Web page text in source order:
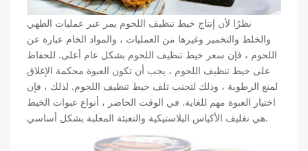
نظرًا لأن إنتاج خيط تنظيف اللحوم يمر عبر عمليات الطهي
والخلط والتخمير وغيرها من العمليات ، والمواد الخام عبارة عن
اللحوم ، فإن سعر خيط تنظيف اللحوم بشكل عام أعلى. للحفاظ
على خيط تنظيف اللحوم ، يجب أن تكون العبوة محكمة الإغلاق
لمنع الرطوبة ، وذلك لتجنب تلف خيط تنظيف اللحوم. لذلك ، فإن
اختيار العبوة مهم للغاية. في الوقت الحاضر ، أنواع عبوات الخيط
هي تغليف الأكياس البلاستيكية والتعبئة المعلبة بشكل أساسي.